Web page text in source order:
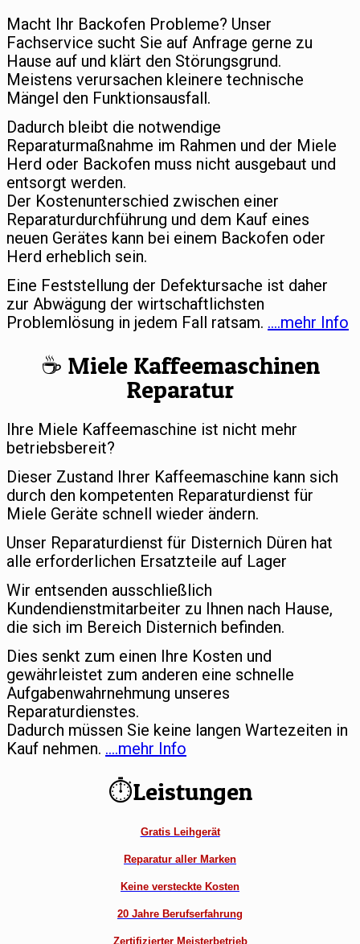
Macht Ihr Backofen Probleme? Unser
Fachservice sucht Sie auf Anfrage gerne zu
Hause auf und klärt den Störungsgrund.
Meistens verursachen kleinere technische
Mängel den Funktionsausfall.
Dadurch bleibt die notwendige
Reparaturmaßnahme im Rahmen und der Miele
Herd oder Backofen muss nicht ausgebaut und
entsorgt werden.
Der Kostenunterschied zwischen einer
Reparaturdurchführung und dem Kauf eines
neuen Gerätes kann bei einem Backofen oder
Herd erheblich sein.
Eine Feststellung der Defektursache ist daher
zur Abwägung der wirtschaftlichsten
Problemlösung in jedem Fall ratsam. ….mehr Info
☕️ Miele Kaffeemaschinen
Reparatur
Ihre Miele Kaffeemaschine ist nicht mehr
betriebsbereit?
Dieser Zustand Ihrer Kaffeemaschine kann sich
durch den kompetenten Reparaturdienst für
Miele Geräte schnell wieder ändern.
Unser Reparaturdienst für Disternich Düren hat
alle erforderlichen Ersatzteile auf Lager
Wir entsenden ausschließlich
Kundendienstmitarbeiter zu Ihnen nach Hause,
die sich im Bereich Disternich befinden.
Dies senkt zum einen Ihre Kosten und
gewährleistet zum anderen eine schnelle
Aufgabenwahrnehmung unseres
Reparaturdienstes.
Dadurch müssen Sie keine langen Wartezeiten in
Kauf nehmen. ….mehr Info
⏱Leistungen
Gratis Leihgerät
Reparatur aller Marken
Keine versteckte Kosten
20 Jahre Berufserfahrung
Zertifizierter Meisterbetrieb